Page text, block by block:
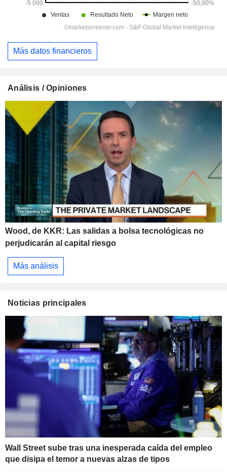
Más datos financieros
Análisis / Opiniones
Wood, de KKR: Las salidas a bolsa tecnológicas no
perjudicarán al capital riesgo
Más análisis
Noticias principales
Wall Street sube tras una inesperada caída del empleo
que disipa el temor a nuevas alzas de tipos